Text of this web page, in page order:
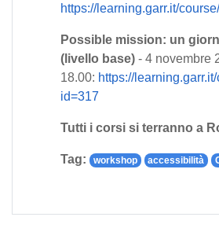
https://learning.garr.it/
Possible mission: un
(livello base) - 4 novembre
18.00: https://
id=317
Tutti i corsi si terranno a
Tag: workshop accessibilità